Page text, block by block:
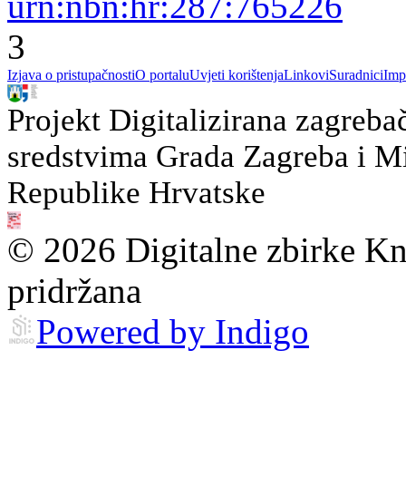
3
Izjava o pristupačnostiO portaluUvjeti korištenjaLinkoviSuradnici
Projekt Digitalizirana
sredstvima Grada Zagreba i
Republike Hrvatske
© 2026 Digitalne zbirke
pridržana
Powered by Indigo